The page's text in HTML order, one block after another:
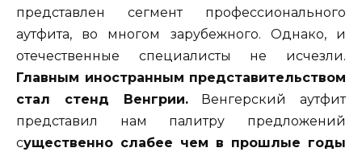
представлен сегмент профессионального
аутфита, во многом зарубежного. Однако, и
отечественные специалисты не исчезли.
Главным иностранным представительством
стал стенд Венгрии.Венгерский аутфит
представил нам палитру предложений
существенно слабее чем в прошлые годы